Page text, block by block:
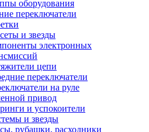
оборудования
переключатели
и звезды
электронных
цепи
переключатели
на руле
привод
и успокоители
и звезды
рубашки, расходники